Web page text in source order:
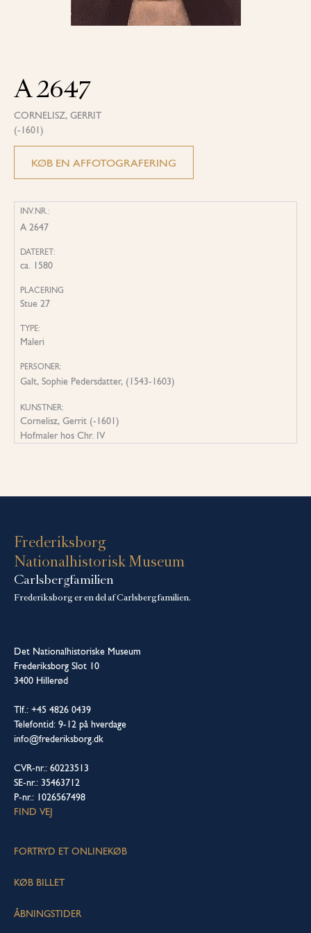
A 2647
CORNELISZ, GERRIT
(-1601)
KØB EN AFFOTOGRAFERING
INV.NR.:
A 2647
DATERET:
ca. 1580
PLACERING
Stue 27
TYPE:
Maleri
PERSONER:
Galt, Sophie Pedersdatter, (1543-1603)
KUNSTNER:
Cornelisz, Gerrit (-1601)
Hofmaler hos Chr. IV
Frederiksborg
Nationalhistorisk Museum
Carlsbergfamilien
Frederiksborg er en del af Carlsbergfamilien.
Det Nationalhistoriske Museum
Frederiksborg Slot 10
3400 Hillerød
Tlf.: +45 4826 0439
Telefontid: 9-12 på hverdage
info@frederiksborg.dk
CVR-nr.: 60223513
SE-nr.: 35463712
P-nr.: 1026567498
FIND VEJ
FORTRYD ET ONLINEKØB
KØB BILLET
ÅBNINGSTIDER